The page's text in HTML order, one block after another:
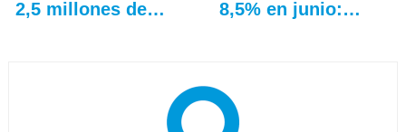
2,5 millones de…
8,5% en junio:…